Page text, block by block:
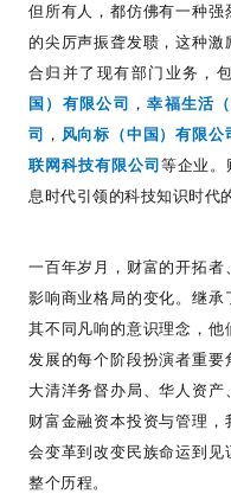
但所有人，都仿佛有一种强
的尖厉声振聋发聩，这种
合归并了现有部门业务，
国）有限公司 ，幸福生活
司 ， 风向标（中国）有限公
联网科技有限公司 等企业
息时代引领的科技知识时代
一百年岁月，财富的开拓者
影响商业格局的变化。继承
其不同凡响的意识理念，
发展的每个阶段扮演者重要
大清洋务督办局、华人资
财富金融资本投资与管理
会变革到改变民族命运到见
整个历程。